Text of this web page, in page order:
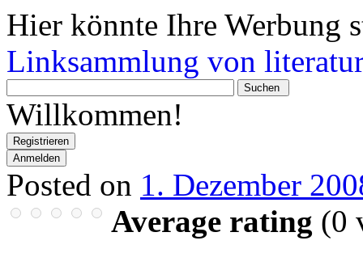
Hier könnte Ihre Werbung
Linksammlung von
suchen
Sie?
Willkommen!
Registrieren
Anmelden
Posted on 1. Dezember
Average rating (0